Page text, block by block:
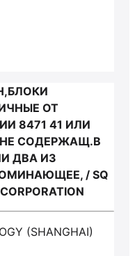
ОТ
8471 41 ИЛИ
СОДЕРЖАЩ.В
ДВА ИЗ
/ SQ
(SHANGHAI)